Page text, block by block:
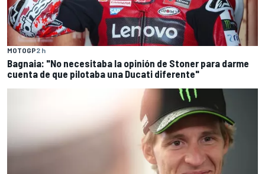
MOTOGP2 h
Bagnaia: "No necesitaba la opinión de Stoner para darme
cuenta de que pilotaba una Ducati diferente"